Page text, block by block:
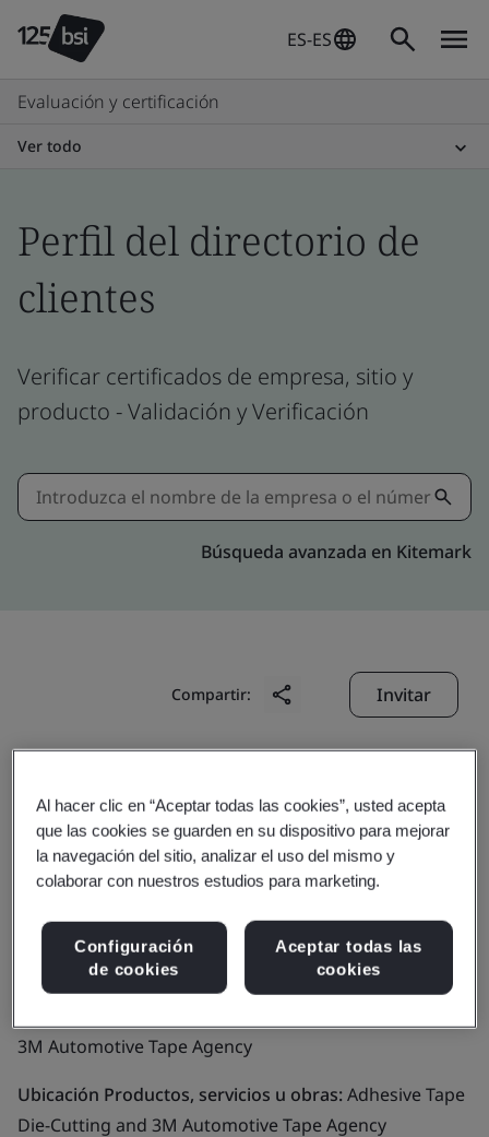
ES-ES
Evaluación y certificación
Ver todo
Perfil del directorio de
clientes
Verificar certificados de empresa, sitio y
producto - Validación y Verificación
Búsqueda avanzada en Kitemark
Compartir: Invitar
Tianjin Kato Seiden Co.,
Ltd.
3M Automotive Tape Agency
Ubicación Productos, servicios u obras:Adhesive Tape
Die-Cutting and 3M Automotive Tape Agency
Al hacer clic en “Aceptar todas las cookies”, usted acepta
que las cookies se guarden en su dispositivo para mejorar
la navegación del sitio, analizar el uso del mismo y
colaborar con nuestros estudios para marketing.
Configuración
de cookies
Aceptar todas las
cookies